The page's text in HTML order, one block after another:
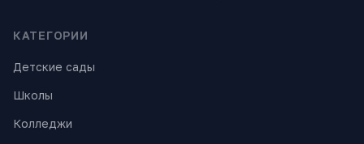
КАТЕГОРИИ
Детские сады
Школы
Колледжи